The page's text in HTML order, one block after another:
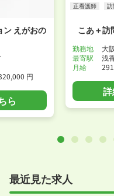
ン えがおの
円
ら
正看護師
こあ＋訪
勤務地
大
最寄駅
浅
月給
最近見た求人